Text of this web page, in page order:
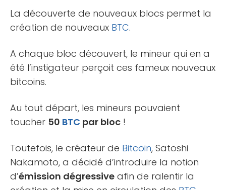
La découverte de nouveaux blocs permet la
création de nouveaux BTC.
A chaque bloc découvert, le mineur qui en a
été l’instigateur perçoit ces fameux nouveaux
bitcoins.
Au tout départ, les mineurs pouvaient
toucher 50 BTC par bloc !
Toutefois, le créateur de Bitcoin, Satoshi
Nakamoto, a décidé d’introduire la notion
d’émission dégressive afin de ralentir la